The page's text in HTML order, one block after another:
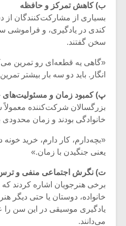
ب) کاهش تمرکز و حافظه
بسیاری از مشارکت‌کنندگان
کندی در یادگیری، و فراموشی
سخن گفتند.
«گاهی یه قطعه‌ای رو تمرین
انگار. باید دو سه بار بیشتر
پ) کمبود زمان و مسئولیت‌های
بزرگسالان شرکت‌کننده معمولاً
خانوادگی بودند و زمان محدودی
«بچه‌دارم، کار دارم، خرید
یعنی جنگیدن با زمان.»
ت) نگرش اجتماعی منفی و
برخی هنرجویان اشاره کردند که
خانواده، دوستان یا حتی دیگر
یادگیری موسیقی در این سن را
می‌دانند.
میکلوش روژا
یادداشتی بر
متن فیلم «متری
شیش و نیم»